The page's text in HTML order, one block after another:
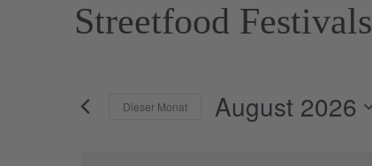
Streetfood Festivals
Dieser Monat August 2026